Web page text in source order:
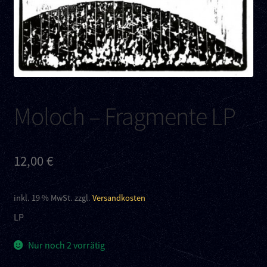
Kontakt
Links
Moloch – Fragmente LP
12,00€
inkl. 19 % MwSt. zzgl. Versandkosten
LP
Nur noch 2 vorrätig